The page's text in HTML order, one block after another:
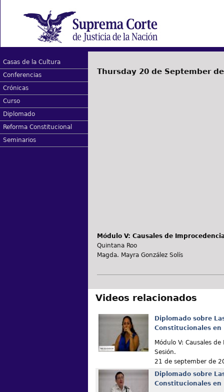
Casas de la Cultura
Conferencias
Crónicas
Curso
Diplomado
Reforma Constitucional
Seminarios
Thursday 20 de September
Módulo V: Causales de
Quintana Roo
Magda. Mayra González Solís
Videos relacionados
Diplomado sobre
Constitucionales en
Módulo V: Causales
Sesión.
21 de september de
Diplomado sobre
Constitucionales en